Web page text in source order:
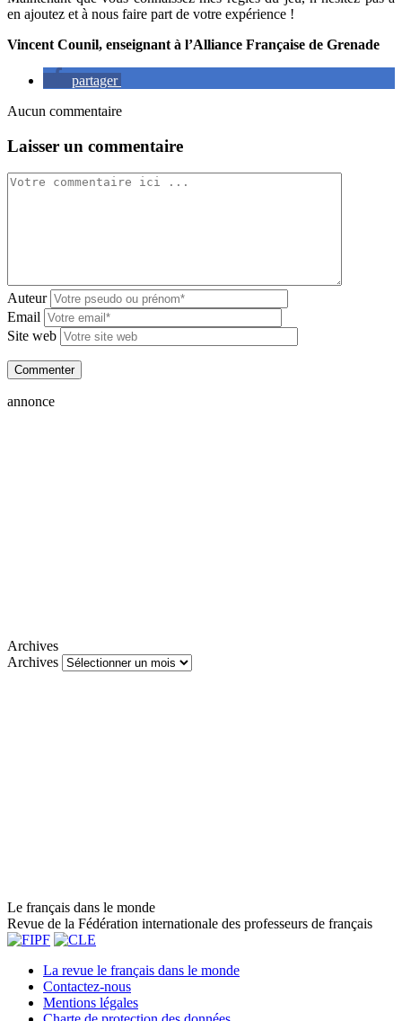
en ajoutez et à nous faire part de votre expérience !
Vincent Counil, enseignant à l’Alliance Française de Grenade
partager
Aucun commentaire
Laisser un commentaire
Auteur
Email
Site web
annonce
Archives
Archives
Le français dans le monde
Revue de la Fédération internationale des professeurs de français
La revue le français dans le monde
Contactez-nous
Mentions légales